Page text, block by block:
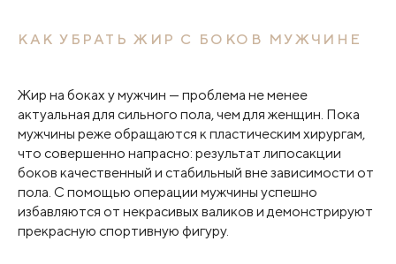
КАК УБРАТЬ ЖИР С БОКОВ МУЖЧИНЕ
Жир на боках у мужчин — проблема не менее
актуальная для сильного пола, чем для женщин. Пока
мужчины реже обращаются к пластическим хирургам,
что совершенно напрасно: результат липосакции
боков качественный и стабильный вне зависимости от
пола. С помощью операции мужчины успешно
избавляются от некрасивых валиков и демонстрируют
прекрасную спортивную фигуру.